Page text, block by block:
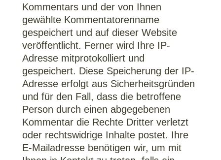
Kommentars und der von Ihnen
gewählte Kommentatorenname
gespeichert und auf dieser Website
veröffentlicht. Ferner wird Ihre IP-
Adresse mitprotokolliert und
gespeichert. Diese Speicherung der IP-
Adresse erfolgt aus Sicherheitsgründen
und für den Fall, dass die betroffene
Person durch einen abgegebenen
Kommentar die Rechte Dritter verletzt
oder rechtswidrige Inhalte postet. Ihre
E-Mailadresse benötigen wir, um mit